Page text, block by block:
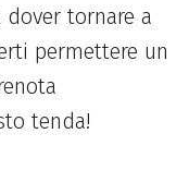
dover tornare a
permettere un
tenda!